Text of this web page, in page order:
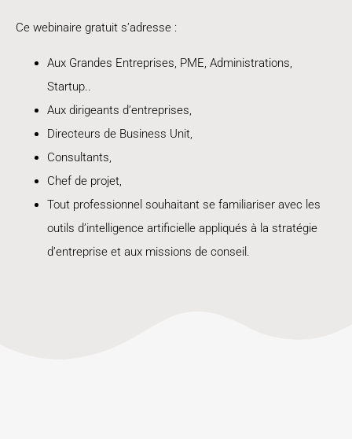
Ce webinaire gratuit s’adresse :
Aux Grandes Entreprises, PME, Administrations,
Startup..
Aux dirigeants d’entreprises,
Directeurs de Business Unit,
Consultants,
Chef de projet,
Tout professionnel souhaitant se familiariser avec les
outils d’intelligence artificielle appliqués à la stratégie
d’entreprise et aux missions de conseil.